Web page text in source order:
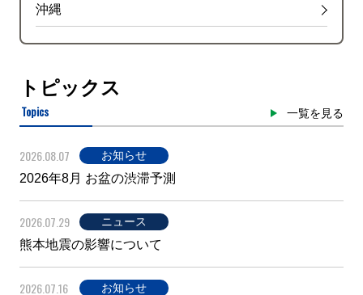
沖縄
トピックス
Topics 一覧を見る
2026.08.07 お知らせ
2026年8月 お盆の渋滞予測
2026.07.29 ニュース
熊本地震の影響について
2026.07.16 お知らせ